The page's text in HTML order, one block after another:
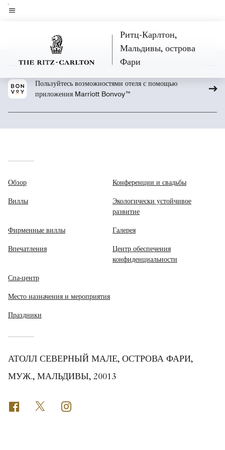
Skip
Ритц-Карлтон,
Мальдивы, острова
Фари
Пользуйтесь возможностями отеля с помощью
приложения Marriott Bonvoy™
Обзор
Виллы
Фирменные виллы
Впечатления
Спа-центр
Место назначения и мероприятия
Праздники
Конференции и свадьбы
Экологически устойчивое
развитие
Галерея
Центр обеспечения
конфиденциальности
АТОЛЛ СЕВЕРНЫЙ МАЛЕ, ОСТРОВА ФАРИ,
МУЖ., МАЛЬДИВЫ, 20013
FacebookTwitter